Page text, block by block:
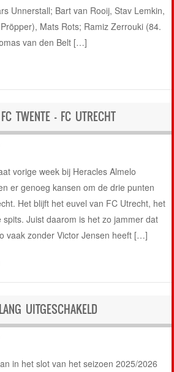
Unnerstall; Bart van Rooij, Stav Lemkin,
Mats Rots; Ramiz Zerrouki (84.
van den Belt […]
TWENTE – FC UTRECHT
vorige week bij Heracles Almelo
er genoeg kansen om de drie punten
Het blijft het euvel van FC Utrecht, het
Juist daarom is het zo jammer dat
vaak zonder Victor Jensen heeft […]
UITGESCHAKELD
in het slot van het seizoen 2025/2026